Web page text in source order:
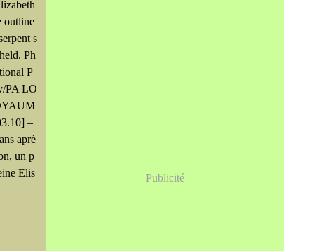
outline
s
Ph
P
PA LO
–
aprè
un p
Elis
Publicité